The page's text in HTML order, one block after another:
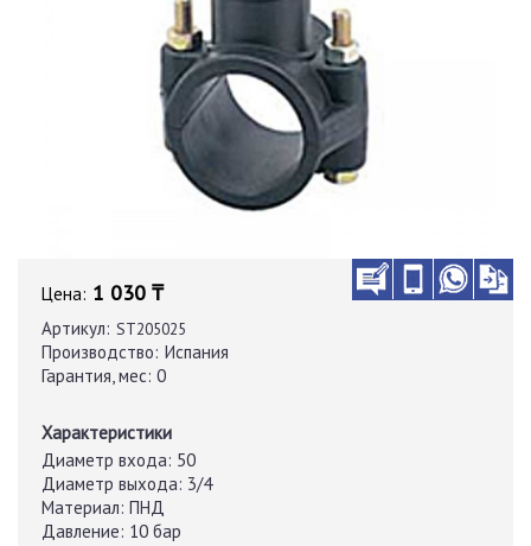
Цена: 1 030 ₸
Артикул: ST205025
Производство: Испания
Гарантия, мес: 0
Характеристики
Диаметр входа: 50
Диаметр выхода: 3/4
Материал: ПНД
Давление: 10 бар